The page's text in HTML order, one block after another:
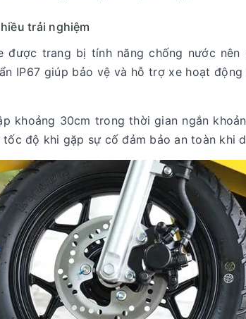
trải nghiệm
được trang bị tính năng chống nước
IP67 giúp bảo vệ và hỗ trợ xe hoạt
khoảng 30cm trong thời gian ngắn
độ khi gặp sự cố đảm bảo an toàn khi